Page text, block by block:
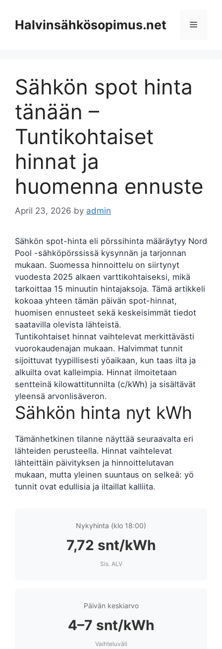
contentHalvinsähkösopimus.net Menu
Sähkön spot hinta
tänään –
Tuntikohtaiset
hinnat ja
huomenna ennuste
April 23, 2026 by admin
Sähkön spot-hinta eli pörssihinta määräytyy Nord
Pool -sähköpörssissä kysynnän ja tarjonnan
mukaan. Suomessa hinnoittelu on siirtynyt
vuodesta 2025 alkaen varttikohtaiseksi, mikä
tarkoittaa 15 minuutin hintajaksoja. Tämä artikkeli
kokoaa yhteen tämän päivän spot-hinnat,
huomisen ennusteet sekä keskeisimmät tiedot
saatavilla olevista lähteistä.
Tuntikohtaiset hinnat vaihtelevat merkittävästi
vuorokaudenajan mukaan. Halvimmat tunnit
sijoittuvat tyypillisesti yöaikaan, kun taas ilta ja
alkuilta ovat kalleimpia. Hinnat ilmoitetaan
sentteinä kilowattitunnilta (c/kWh) ja sisältävät
yleensä arvonlisäveron.
Sähkön hinta nyt kWh
Tämänhetkinen tilanne näyttää seuraavalta eri
lähteiden perusteella. Hinnat vaihtelevat
lähteittäin päivityksen ja hinnoittelutavan
mukaan, mutta yleinen suuntaus on selkeä: yö
tunnit ovat edullisia ja iltaillat kalliita.
Nykyhinta (klo 18:00)
7,72 snt/kWh
Sis. ALV
Päivän keskiarvo
4–7 snt/kWh
Vaihteluväli